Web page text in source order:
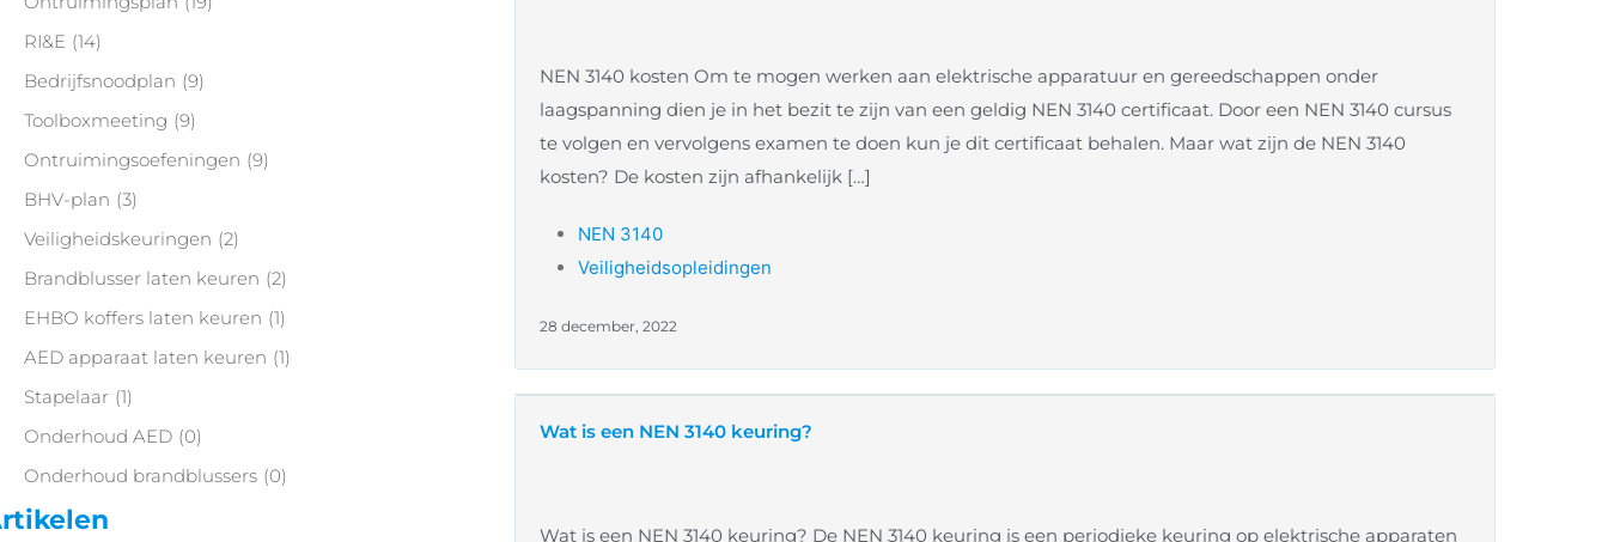
RI&E (14)
Bedrijfsnoodplan (9)
Toolboxmeeting (9)
Ontruimingsoefeningen (9)
BHV-plan (3)
Veiligheidskeuringen (2)
Brandblusser laten keuren (2)
EHBO koffers laten keuren (1)
AED apparaat laten keuren (1)
Stapelaar (1)
Onderhoud AED (0)
Onderhoud brandblussers (0)
NEN 3140 kosten Om te mogen werken aan elektrische apparatuur en gereedschappen onder
laagspanning dien je in het bezit te zijn van een geldig NEN 3140 certificaat. Door een NEN 3140 cursus
te volgen en vervolgens examen te doen kun je dit certificaat behalen. Maar wat zijn de NEN 3140
kosten? De kosten zijn afhankelijk […]
NEN 3140
Veiligheidsopleidingen
28 december, 2022
Wat is een NEN 3140 keuring?
Wat is een NEN 3140 keuring? De NEN 3140 keuring is een periodieke keuring op elektrische apparaten